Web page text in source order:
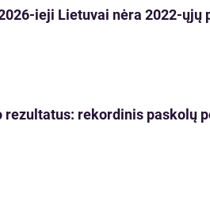
ieji Lietuvai nėra 2022-ųjų
rezultatus: rekordinis